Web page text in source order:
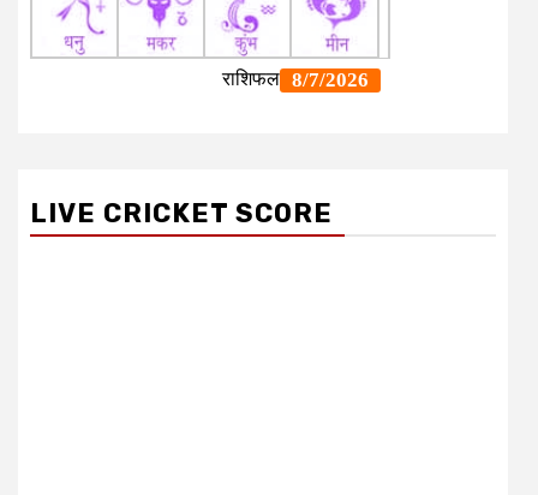
LIVE CRICKET SCORE